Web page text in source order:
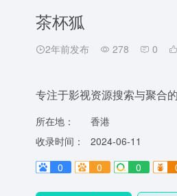
茶杯狐
2年前发布 278 0
专注于影视资源搜索与聚合
所在地：
香港
收录时间：
2024-06-11
0
0 0